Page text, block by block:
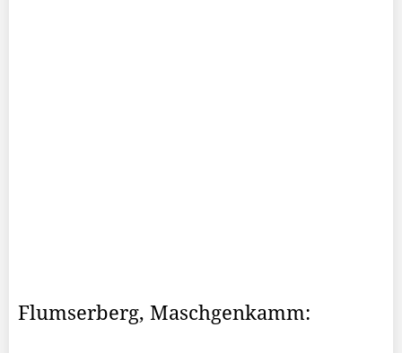
Flumserberg, Maschgenkamm: